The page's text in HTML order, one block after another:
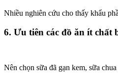
Nhiều nghiên cứu cho thấy khẩu
6. Ưu tiên các đồ ăn ít chất
Nên chọn sữa đã gạn kem, sữa